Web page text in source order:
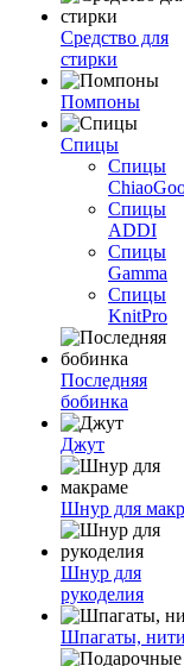
Средство для
стирки
Помпоны
Спицы
Спицы
Спицы
ADDI
Спицы
Gamma
Спицы
KnitPro
Последняя
бобинка
Джут
Шнур для
Шнур для
рукоделия
Шпагаты, нити